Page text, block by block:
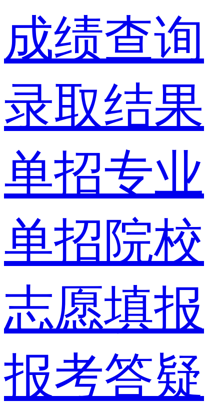
成绩查询
录取结果
单招专业
单招院校
志愿填报
报考答疑